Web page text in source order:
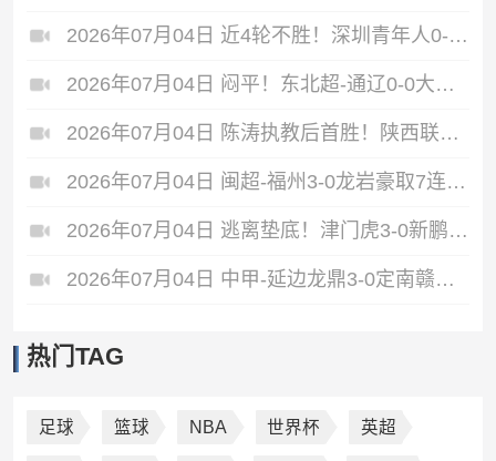
2026年07月04日 近4轮不胜！深圳青年人0-0闷平南通支云 青年人仍中甲第2支云第3
2026年07月04日 闷平！东北超-通辽0-0大连 两队均1胜3平保持不败 大连遭三连平
2026年07月04日 陈涛执教后首胜！陕西联合2-1无锡吴钩 伊兰杜斯特双响+绝杀
2026年07月04日 闽超-福州3-0龙岩豪取7连胜仍居第二 杨冲、黄伟杰、李宇豪破门
2026年07月04日 逃离垫底！津门虎3-0新鹏城 津门虎补时连入2球 积分平三镇升第15
2026年07月04日 中甲-延边龙鼎3-0定南赣联 朴世豪、福布斯破门乔瓦尼造点+点射
热门TAG
足球 篮球 NBA 世界杯 英超